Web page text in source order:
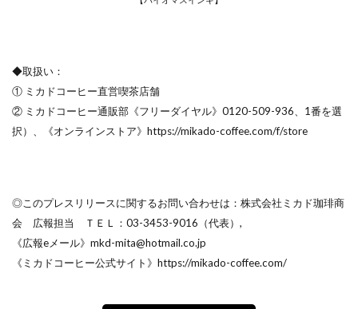
◆取扱い：
① ミカドコーヒー直営喫茶店舗
② ミカドコーヒー通販部《フリーダイヤル》0120-509-936、1番を選
択）、《オンラインストア》https://mikado-coffee.com/f/store
◎このプレスリリースに関するお問い合わせは：株式会社ミカド珈琲商
会 広報担当 ＴＥＬ：03-3453-9016（代表）,
《広報eメール》mkd-mita@hotmail.co.jp
《ミカドコーヒー公式サイト》https://mikado-coffee.com/